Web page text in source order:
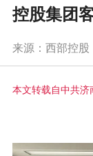
控股集团
来源：西部控股
本文转载自中共济